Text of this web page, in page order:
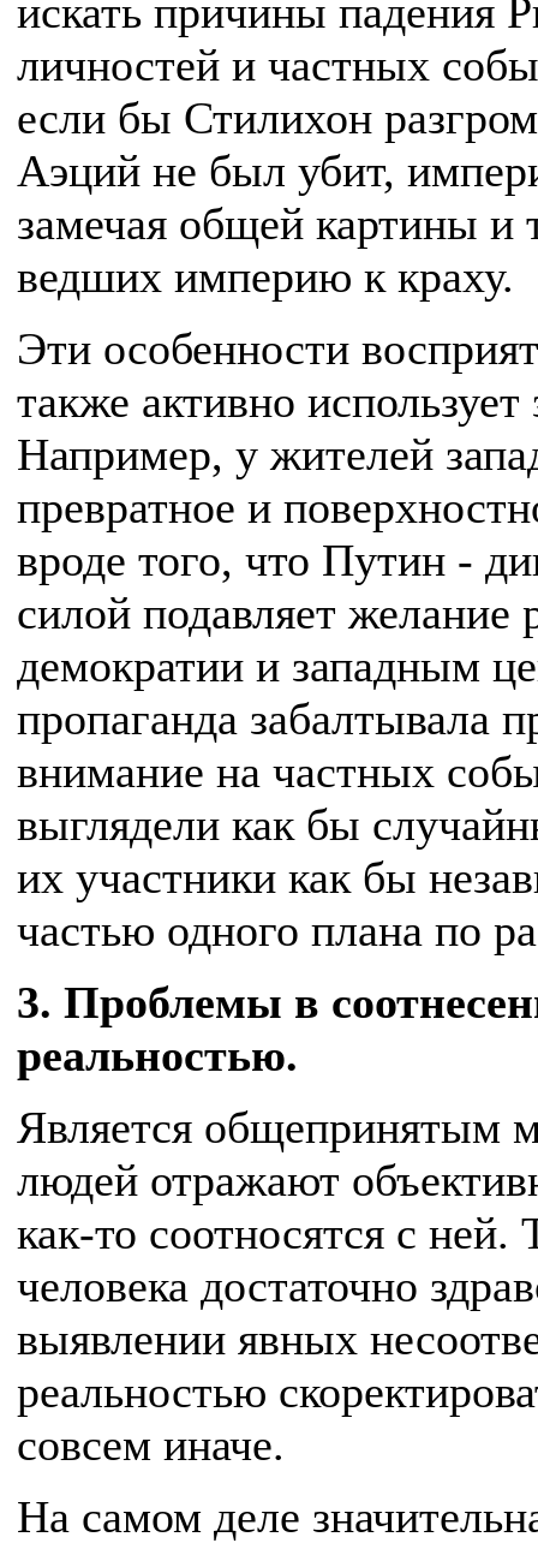
искать причины падения
личностей и частных
если бы Стилихон
Аэций не был убит,
замечая общей картины и
ведших империю к краху.
Эти особенности
также активно
Например, у жителей
превратное и
вроде того, что Путин -
силой подавляет желание
демократии и западным
пропаганда забалтывала
внимание на частных
выглядели как бы
их участники как бы
частью одного плана по
3. Проблемы в
реальностью.
Является общепринятым
людей отражают
как-то соотносятся с ней.
человека достаточно
выявлении явных
реальностью
совсем иначе.
На самом деле